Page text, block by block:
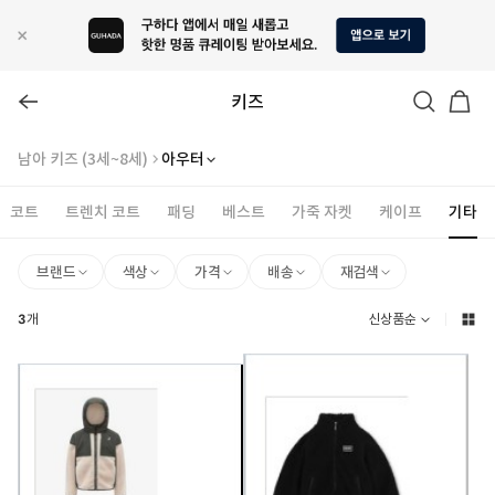
키즈
남아 키즈 (3세~8세) 아우터
코트 트렌치 코트 패딩 베스트 가죽 자켓 케이프 기타
브랜드 색상 가격 배송 재검색
3개 신상품순